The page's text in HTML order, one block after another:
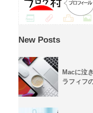
New Posts
Macに泣
ラフィフ